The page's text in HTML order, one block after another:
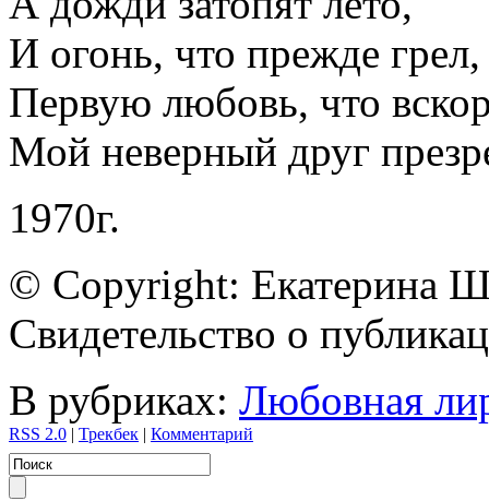
И огонь, что прежде грел,
Первую любовь, что
Мой неверный друг
1970г.
© Copyright: Екатерина
Свидетельство о
В рубриках: Любовная
RSS 2.0 | Трекбек | Комментарий